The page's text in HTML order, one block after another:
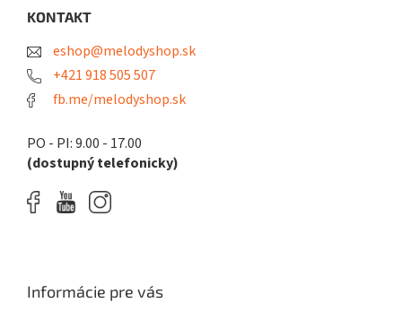
KONTAKT
eshop@melodyshop.sk
+421 918 505 507
fb.me/melodyshop.sk
PO - PI: 9.00 - 17.00
(dostupný telefonicky)
Informácie pre vás